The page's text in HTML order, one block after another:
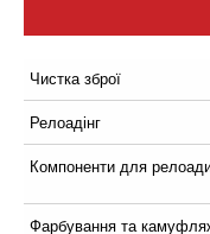
Чистка зброї
Релоадінг
Компоненти для
Фарбування та